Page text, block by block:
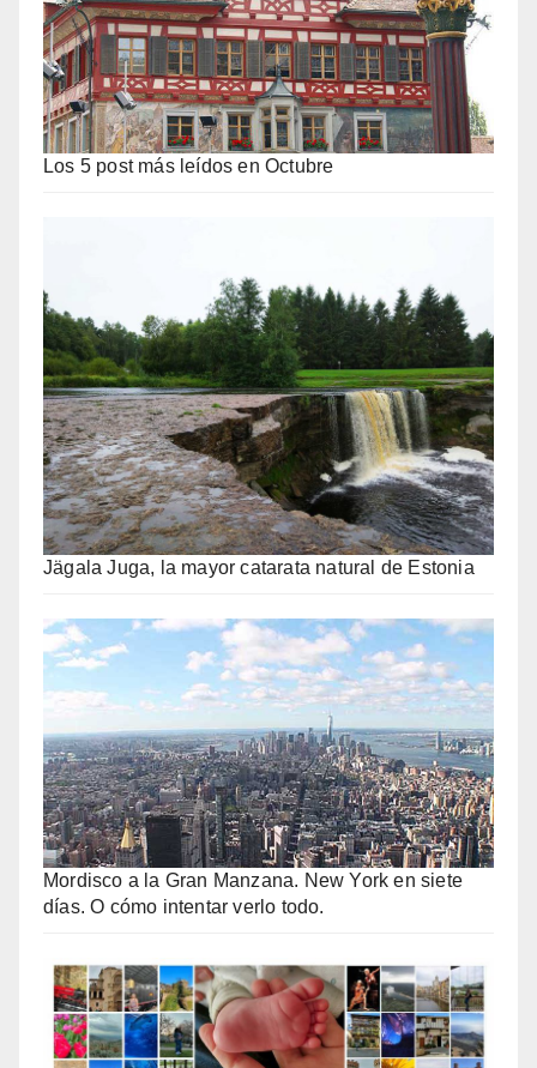
Los 5 post más leídos en Octubre
Jägala Juga, la mayor catarata natural de Estonia
Mordisco a la Gran Manzana. New York en siete
días. O cómo intentar verlo todo.